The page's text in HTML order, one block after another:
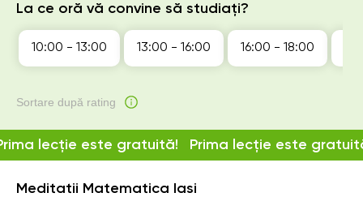
Meditatii Matematica Iasi
lecție este gratuită! Prima lecție este
La ce oră vă convine să studiați?
10:00 - 13:00 13:00 - 16:00 16:00 - 18:00
Sortare după rating